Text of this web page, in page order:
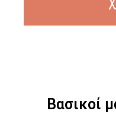
Βασικοί